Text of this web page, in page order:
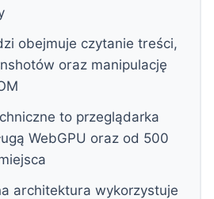
obejmuje czytanie treści,
oraz manipulację
to przeglądarka
WebGPU oraz od 500
architektura wykorzystuje